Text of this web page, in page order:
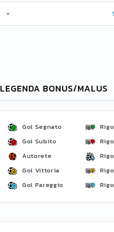
-
LEGENDA BONUS/MALUS
Gol Segnato
Gol Subito
Autorete
Gol Vittoria
Gol Pareggio